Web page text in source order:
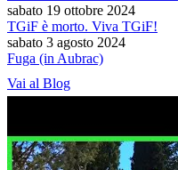
sabato 19 ottobre 2024
TGiF è morto. Viva TGiF!
sabato 3 agosto 2024
Fuga (in Aubrac)
Vai al Blog